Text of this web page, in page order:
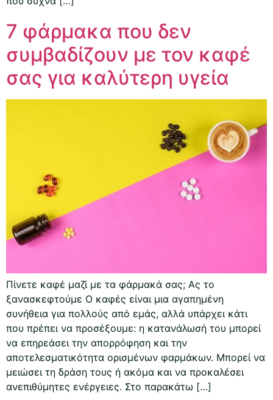
7 φάρμακα που δεν
συμβαδίζουν με τον καφέ
σας για καλύτερη υγεία
Πίνετε καφέ μαζί με τα φάρμακά σας; Ας το
ξανασκεφτούμε Ο καφές είναι μια αγαπημένη
συνήθεια για πολλούς από εμάς, αλλά υπάρχει κάτι
που πρέπει να προσέξουμε: η κατανάλωσή του μπορεί
να επηρεάσει την απορρόφηση και την
αποτελεσματικότητα ορισμένων φαρμάκων. Μπορεί να
μειώσει τη δράση τους ή ακόμα και να προκαλέσει
ανεπιθύμητες ενέργειες. Στο παρακάτω […]